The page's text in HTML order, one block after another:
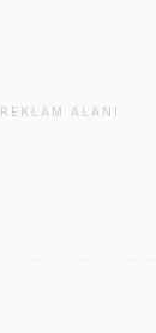
REKLAM ALANI